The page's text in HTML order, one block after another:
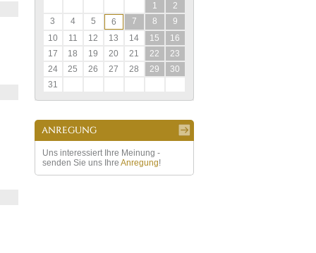
1
2
3
4 5 6 7 8
9
10
11 12 13 14 15
16
17
18 19 20 21 22
23
24
25 26 27 28 29
30
31
Uns interessiert Ihre Meinung -
senden Sie uns Ihre Anregung!